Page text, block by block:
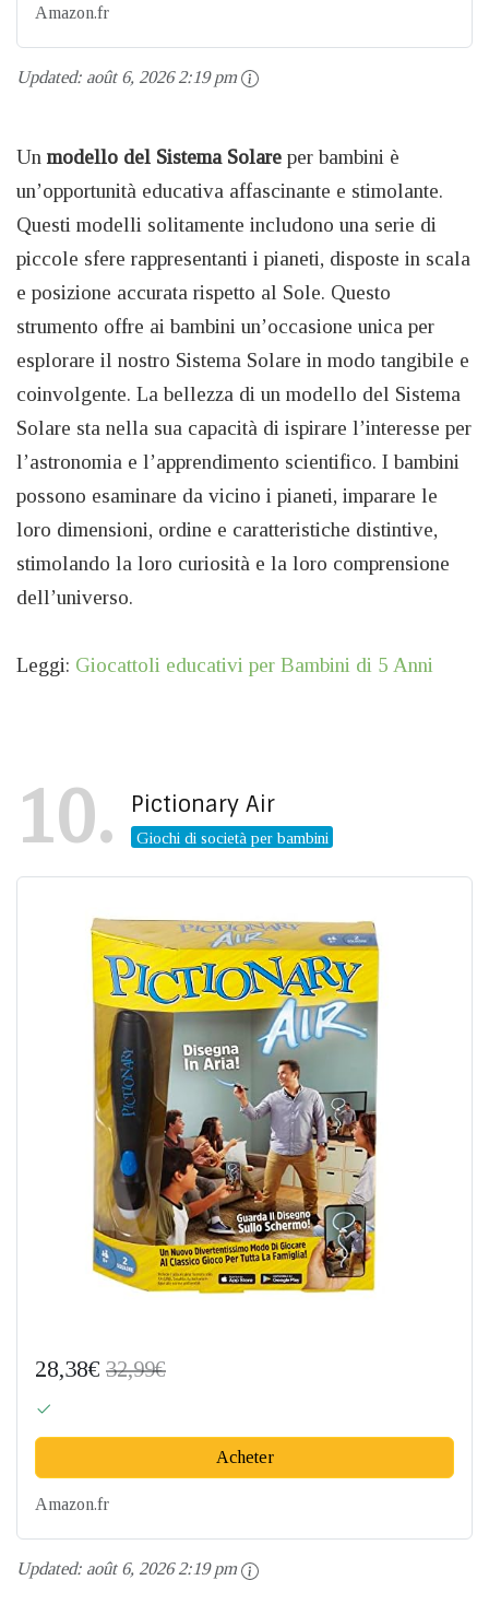
Amazon.fr
Updated: août 6, 2026 2:19 pm
Un modello del Sistema Solare per bambini è
un’opportunità educativa affascinante e stimolante.
Questi modelli solitamente includono una serie di
piccole sfere rappresentanti i pianeti, disposte in scala
e posizione accurata rispetto al Sole. Questo
strumento offre ai bambini un’occasione unica per
esplorare il nostro Sistema Solare in modo tangibile e
coinvolgente. La bellezza di un modello del Sistema
Solare sta nella sua capacità di ispirare l’interesse per
l’astronomia e l’apprendimento scientifico. I bambini
possono esaminare da vicino i pianeti, imparare le
loro dimensioni, ordine e caratteristiche distintive,
stimolando la loro curiosità e la loro comprensione
dell’universo.
Leggi: Giocattoli educativi per Bambini di 5 Anni
10 Pictionary Air
Giochi di società per bambini
28,38€ 32,99€
Acheter
Amazon.fr
Updated: août 6, 2026 2:19 pm